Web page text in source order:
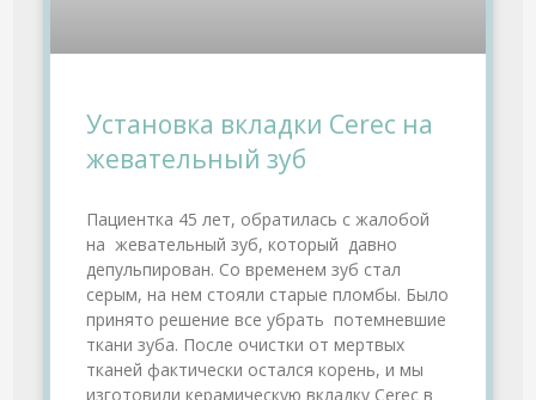
Установка вкладки Cerec на
жевательный зуб
Пациентка 45 лет, обратилась с жалобой
на жевательный зуб, который давно
депульпирован. Со временем зуб стал
серым, на нем стояли старые пломбы. Было
принято решение все убрать потемневшие
ткани зуба. После очистки от мертвых
тканей фактически остался корень, и мы
изготовили керамическую вкладку Cerec в